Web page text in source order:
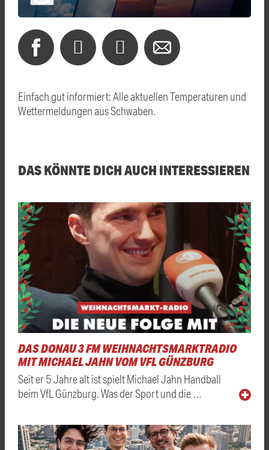
Einfach gut informiert: Alle aktuellen Temperaturen und
Wettermeldungen aus Schwaben.
DAS KÖNNTE DICH AUCH INTERESSIEREN
DAS DONAU 3 FM WEIHNACHTSMARKTRADIO
MIT MICHAEL JAHN VOM VFL GÜNZBURG
Seit er 5 Jahre alt ist spielt Michael Jahn Handball
beim VfL Günzburg. Was der Sport und die …